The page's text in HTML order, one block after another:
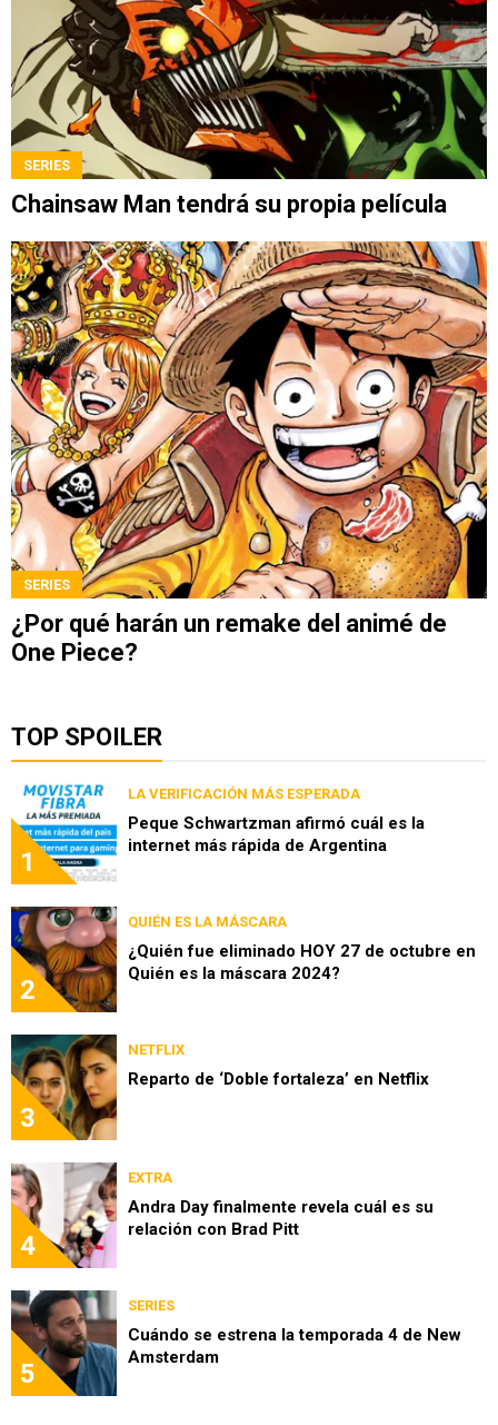
SERIES
Chainsaw Man tendrá su propia película
SERIES
¿Por qué harán un remake del animé de
One Piece?
TOP SPOILER
1
LA VERIFICACIÓN MÁS ESPERADA
Peque Schwartzman afirmó cuál es la
internet más rápida de Argentina
2
QUIÉN ES LA MÁSCARA
¿Quién fue eliminado HOY 27 de octubre en
Quién es la máscara 2024?
3
NETFLIX
Reparto de ‘Doble fortaleza’ en Netflix
4
EXTRA
Andra Day finalmente revela cuál es su
relación con Brad Pitt
5
SERIES
Cuándo se estrena la temporada 4 de New
Amsterdam